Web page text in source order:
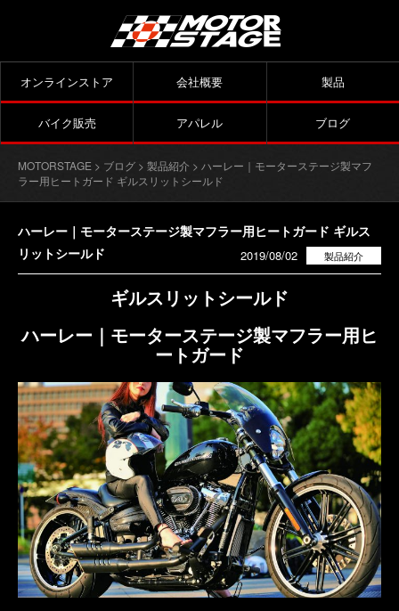
オンラインストア 会社概要 製品
バイク販売 アパレル ブログ
MOTORSTAGE > ブログ > 製品紹介 > ハーレー｜モーターステージ製マフ
ラー用ヒートガード ギルスリットシールド
ハーレー｜モーターステージ製マフラー用ヒートガード ギルス
リットシールド
製品紹介
2019/08/02
ギルスリットシールド
ハーレー｜モーターステージ製マフラー用ヒ
ートガード